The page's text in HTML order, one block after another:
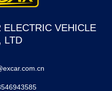
VEHICLE
LTD